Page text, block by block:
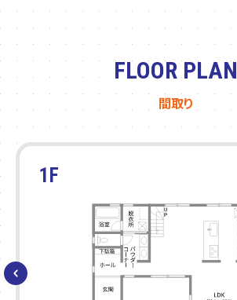
FLOOR PLAN
間取り
1F